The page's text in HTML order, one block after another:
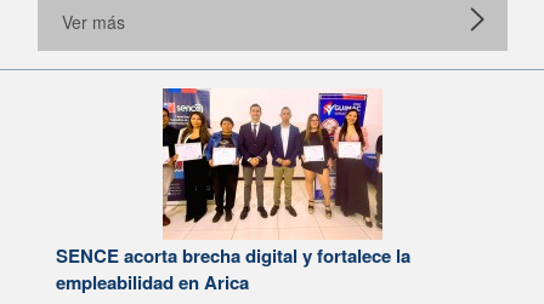
Ver más
SENCE acorta brecha digital y fortalece la
empleabilidad en Arica